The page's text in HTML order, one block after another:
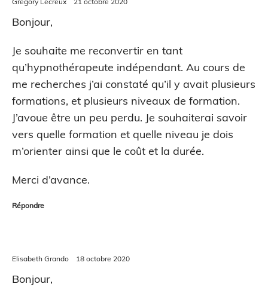
Bonjour,
Je souhaite me reconvertir en tant
qu’hypnothérapeute indépendant. Au cours de
me recherches j’ai constaté qu’il y avait plusieurs
formations, et plusieurs niveaux de formation.
J’avoue être un peu perdu. Je souhaiterai savoir
vers quelle formation et quelle niveau je dois
m’orienter ainsi que le coût et la durée.
Merci d’avance.
Répondre
Elisabeth Grando 18 octobre 2020
Bonjour,